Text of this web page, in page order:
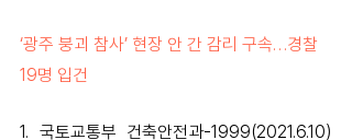
‘광주 붕괴 참사’ 현장 안 간 감리 구속…경찰
19명 입건
1. 국토교통부 건축안전과-1999(2021.6.10)